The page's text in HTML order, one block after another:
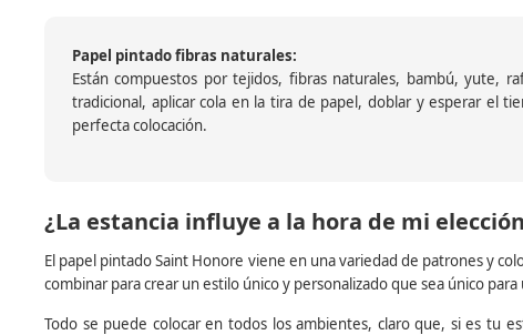
Papel pintado fibras naturales:
Están compuestos por tejidos, fibras naturales, bambú, yute,
tradicional, aplicar cola en la tira de papel, doblar y esperar el
perfecta colocación.
¿La estancia influye a la hora de mi
El papel pintado Saint Honore viene en una variedad de patrones y
combinar para crear un estilo único y personalizado que sea único para
Todo se puede colocar en todos los ambientes, claro que, si es tu